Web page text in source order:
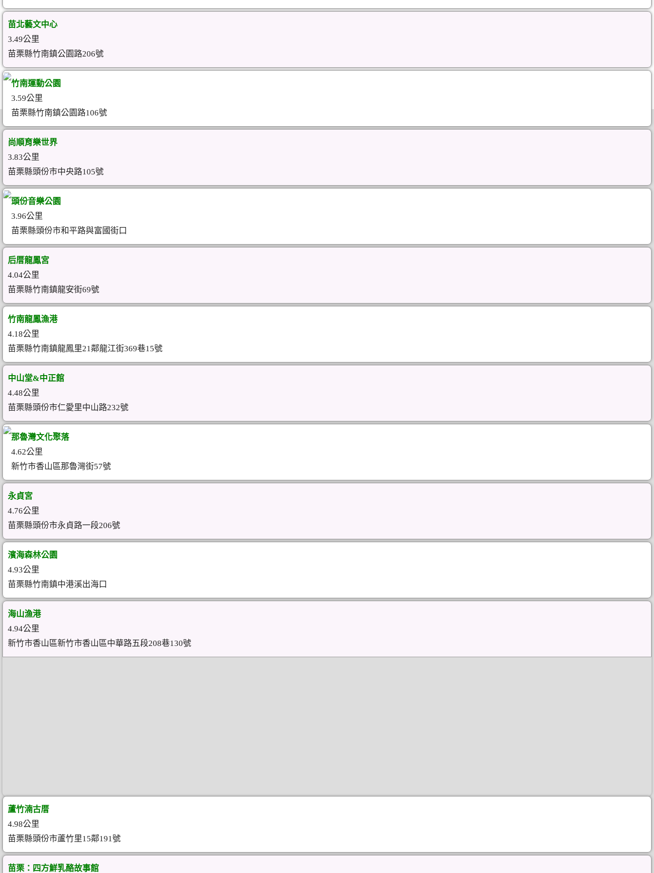
苗北藝文中心
3.49公里
苗栗縣竹南鎮公園路206號
竹南運動公園
3.59公里
苗栗縣竹南鎮公園路106號
尚順育樂世界
3.83公里
苗栗縣頭份市中央路105號
頭份音樂公園
3.96公里
苗栗縣頭份市和平路與富國街口
后厝龍鳳宮
4.04公里
苗栗縣竹南鎮龍安街69號
竹南龍鳳漁港
4.18公里
苗栗縣竹南鎮龍鳳里21鄰龍江街369巷15號
中山堂&中正館
4.48公里
苗栗縣頭份市仁愛里中山路232號
那魯灣文化聚落
4.62公里
新竹市香山區那魯灣街57號
永貞宮
4.76公里
苗栗縣頭份市永貞路一段206號
濱海森林公園
4.93公里
苗栗縣竹南鎮中港溪出海口
海山漁港
4.94公里
新竹市香山區新竹市香山區中華路五段208巷130號
蘆竹湳古厝
4.98公里
苗栗縣頭份市蘆竹里15鄰191號
苗栗：四方鮮乳酪故事館